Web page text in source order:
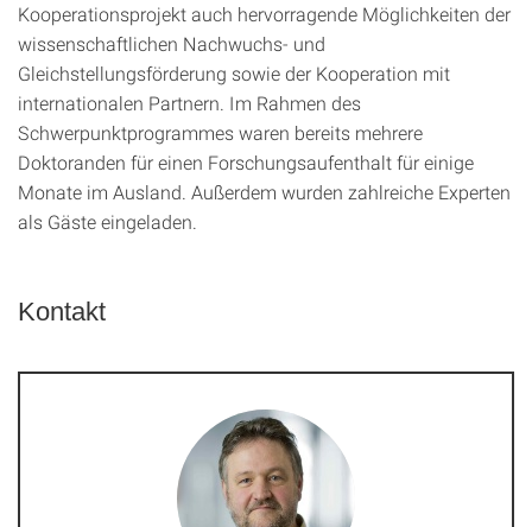
Kooperationsprojekt auch hervorragende Möglichkeiten der
wissenschaftlichen Nachwuchs- und
Gleichstellungsförderung sowie der Kooperation mit
internationalen Partnern. Im Rahmen des
Schwerpunktprogrammes waren bereits mehrere
Doktoranden für einen Forschungsaufenthalt für einige
Monate im Ausland. Außerdem wurden zahlreiche Experten
als Gäste eingeladen.
Kontakt